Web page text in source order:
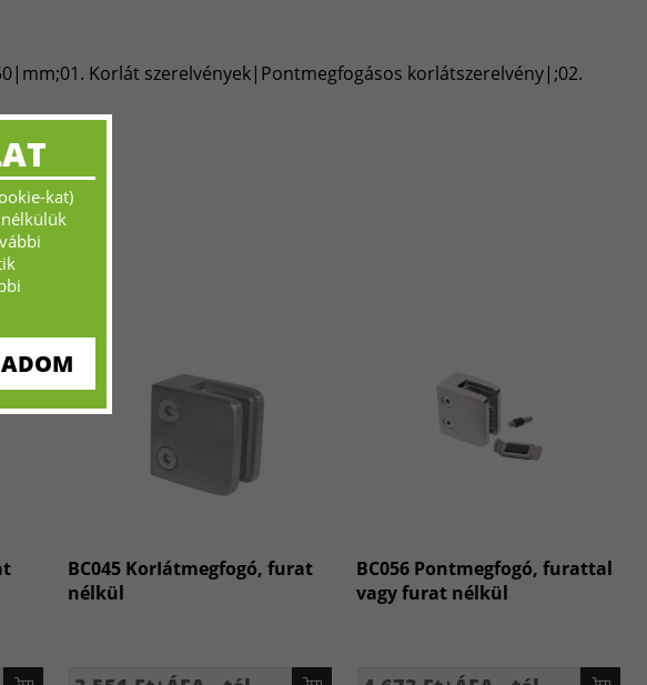
Korlát szerelvények|Pontmegfogásos korlátszerelvény|;02.
BC045 KorIátmegfogó, furat
nélkül
BC056 Pontmegfogó, furattal
vagy furat nélkül
kat)